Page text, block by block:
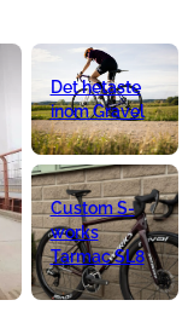
Det hetaste
inom Gravel
Custom S-
works
Tarmac SL8